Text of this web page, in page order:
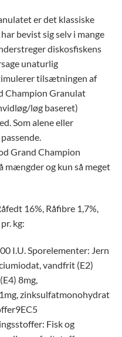
er det klassiske
bevist sig selv i mange
diskosfiskens
unaturlig
tilsætningen af
Champion Granulat
løg baseret)
Som alene eller
Grand Champion
mængder og kun så meget
16%, Råfibre 1,7%,
kg:
I.U. Sporelementer: Jern
vandfrit (E2)
8mg,
zinksulfatmonohydrat
Fisk og